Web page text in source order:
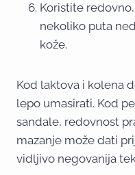
Koristite
nekoliko puta
kože.
Kod laktova i kolena
lepo umasirati. Kod
sandale, redovnost
mazanje može dati
vidljivo negovanija